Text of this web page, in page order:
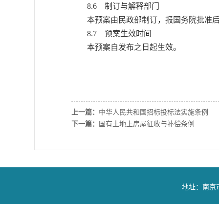
8.6 制订与解释部门
本预案由民政部制订，报国务院批准后
8.7 预案生效时间
本预案自发布之日起生效。
上一篇： 中华人民共和国招标投标法实施条例
下一篇：
国有土地上房屋征收与补偿条例
地址：南京